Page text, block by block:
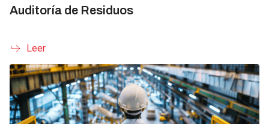
Auditoría de Residuos
Leer